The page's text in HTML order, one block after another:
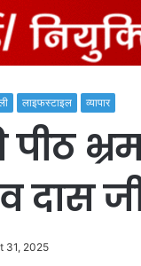
लाइफस्टाइल व्यापार
दास
31, 2025